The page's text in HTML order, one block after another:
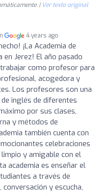
| Ver texto original
4 years ago
¡La Academia de
en Jerez! El año pasado
como profesor para
acogedora y
Los profesores son una
inglés de diferentes
por sus clases,
y métodos de
también cuenta con
celebraciones
y amigable con el
academia es enseñar el
a través de
y escucha,